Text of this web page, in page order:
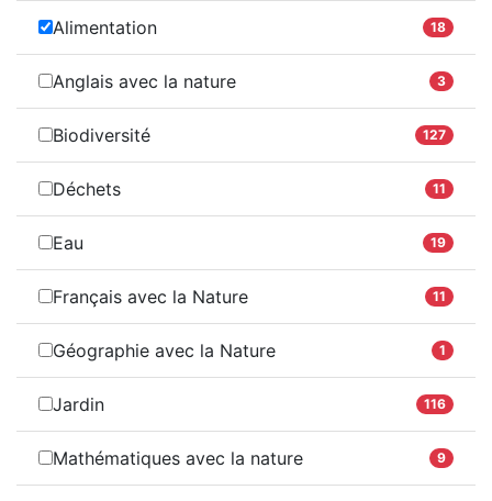
Alimentation 18
Anglais avec la nature 3
Biodiversité 127
Déchets 11
Eau 19
Français avec la Nature 11
Géographie avec la Nature 1
Jardin 116
Mathématiques avec la nature 9